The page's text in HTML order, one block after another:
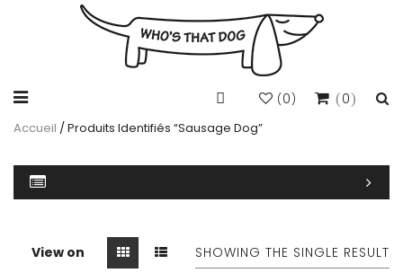
0
(0)
Accueil / Produits Identifiés “sausage Dog”
View on SHOWING THE SINGLE RESULT